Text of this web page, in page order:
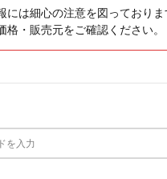
には細心の注意を図っており
格・販売元をご確認ください。